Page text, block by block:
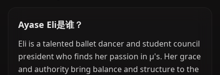
Ayase Eli是谁？
Eli is a talented ballet dancer and student council
president who finds her passion in μ's. Her grace
and authority bring balance and structure to the